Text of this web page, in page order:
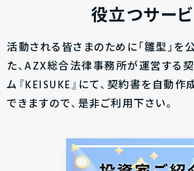
役立つサー
活動される皆さまのために「雛型」を
た、AZX総合法律事務所が運営する
ム『KEISUKE』にて、契約書を自動作
できますので、是非ご利用下さい。